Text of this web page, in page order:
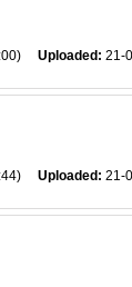
Uploaded: 21-
Uploaded: 21-